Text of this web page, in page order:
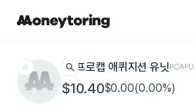
star search 프로캡 애퀴지션 유닛PCAPU
$10.40$0.00(0.00%)